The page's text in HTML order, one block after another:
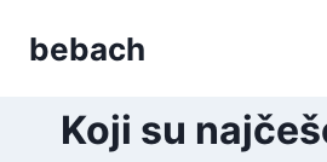
bebach
Koji su